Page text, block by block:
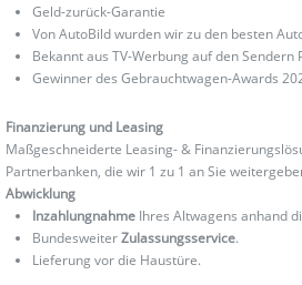
Geld-zurück-Garantie
Von AutoBild wurden wir zu den besten
Bekannt aus TV-Werbung auf den Sendern
Gewinner des Gebrauchtwagen-Awards
Finanzierung und Leasing
Maßgeschneiderte Leasing- &
Partnerbanken, die wir 1 zu 1 an Sie
Abwicklung
Inzahlungnahme Ihres Altwagens anhand
BundesweiterZulassungsservice.
Lieferung vor die Haustüre.